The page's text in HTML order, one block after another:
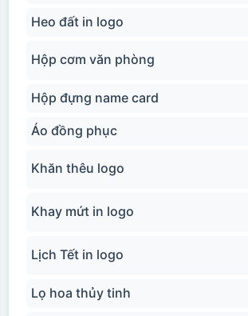
Heo đất in logo
Hộp cơm văn phòng
Hộp đựng name card
Áo đồng phục
Khăn thêu logo
Khay mứt in logo
Lịch Tết in logo
Lọ hoa thủy tinh